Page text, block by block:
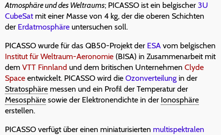
Atmosphäre und des Weltraums; PICASSO ist ein belgischer 3U
CubeSatmit einer Masse von 4 kg, der die oberen Schichten
der Erdatmosphäre untersuchen soll.
PICASSO wurde für das QB50-Projekt der ESA vom belgischen
Institut für Weltraum-Aeronomie (BISA) in Zusammenarbeit mit
dem VTT Finnland und dem britischen Unternehmen Clyde
Space entwickelt. PICASSO wird die Ozonverteilung in der
Stratosphäre messen und ein Profil der Temperatur der
Mesosphäre sowie der Elektronendichte in der Ionosphäre
erstellen.
PICASSO verfügt über einen miniaturisierten multispektralen